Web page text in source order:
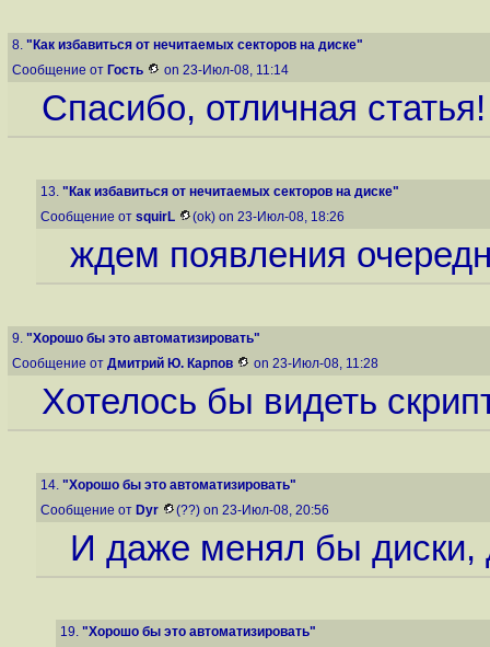
8. "Как избавиться от нечитаемых секторов на диске"
Сообщение от Гость on 23-Июл-08, 11:14
Спасибо, отличная
13. "Как избавиться от нечитаемых секторов на диске"
Сообщение от squirL (ok) on 23-Июл-08, 18:26
ждем появления
9. "Хорошо бы это автоматизировать"
Сообщение от Дмитрий Ю. Карпов on 23-Июл-08, 11:28
Хотелось бы видеть
14. "Хорошо бы это автоматизировать"
Сообщение от Dyr (??) on 23-Июл-08, 20:56
И даже менял бы диски,
19. "Хорошо бы это автоматизировать"